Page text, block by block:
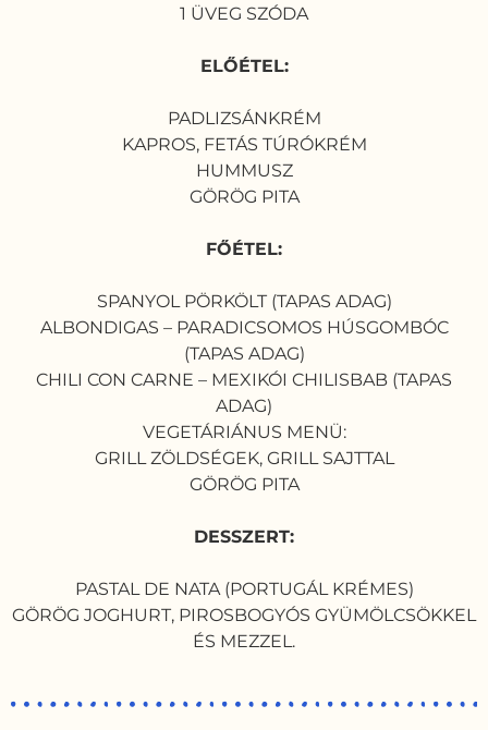
1 ÜVEG SZÓDA
ELŐÉTEL:
PADLIZSÁNKRÉM
KAPROS, FETÁS TÚRÓKRÉM
HUMMUSZ
GÖRÖG PITA
FŐÉTEL:
SPANYOL PÖRKÖLT (TAPAS ADAG)
ALBONDIGAS – PARADICSOMOS HÚSGOMBÓC
(TAPAS ADAG)
CHILI CON CARNE – MEXIKÓI CHILISBAB (TAPAS
ADAG)
VEGETÁRIÁNUS MENÜ:
GRILL ZÖLDSÉGEK, GRILL SAJTTAL
GÖRÖG PITA
DESSZERT:
PASTAL DE NATA (PORTUGÁL KRÉMES)
GÖRÖG JOGHURT, PIROSBOGYÓS GYÜMÖLCSÖKKEL
ÉS MEZZEL.